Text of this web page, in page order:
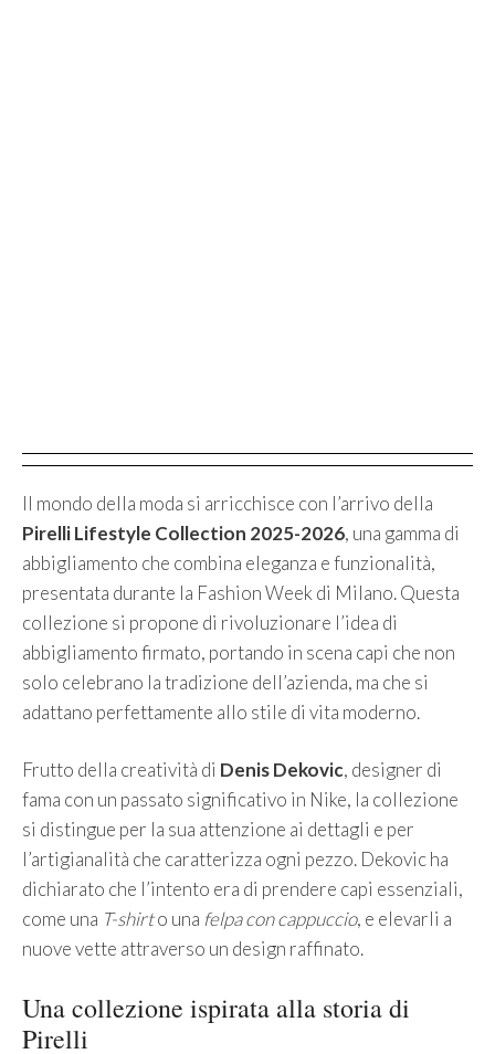
Il mondo della moda si arricchisce con l’arrivo della
Pirelli Lifestyle Collection 2025-2026, una gamma di
abbigliamento che combina eleganza e funzionalità,
presentata durante la Fashion Week di Milano. Questa
collezione si propone di rivoluzionare l’idea di
abbigliamento firmato, portando in scena capi che non
solo celebrano la tradizione dell’azienda, ma che si
adattano perfettamente allo stile di vita moderno.
Frutto della creatività di Denis Dekovic, designer di
fama con un passato significativo in Nike, la collezione
si distingue per la sua attenzione ai dettagli e per
l’artigianalità che caratterizza ogni pezzo. Dekovic ha
dichiarato che l’intento era di prendere capi essenziali,
come una T-shirto una felpa con cappuccio, e elevarli a
nuove vette attraverso un design raffinato.
Una collezione ispirata alla storia di
Pirelli